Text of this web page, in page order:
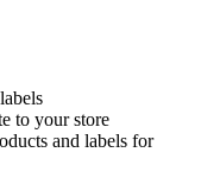
to your store
and labels for